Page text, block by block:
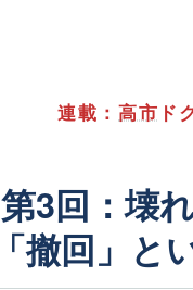
連載：高市 ド
第3回：壊
「撤回」